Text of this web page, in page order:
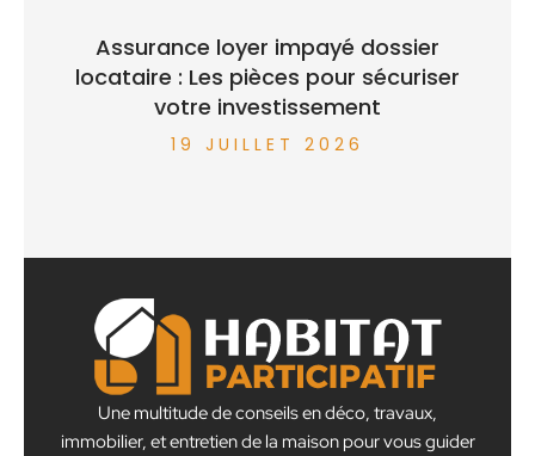
Assurance loyer impayé dossier
locataire : Les pièces pour sécuriser
votre investissement
19 JUILLET 2026
Une multitude de conseils en déco, travaux,
immobilier, et entretien de la maison pour vous guider